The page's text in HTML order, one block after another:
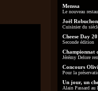
Menssa
Le nouveau
Joël Robuchon
Cuisinier du
Cheese Day
Seconde édition
Championnat
Jérémy Delore
Concours
Pour la
Un jour, un
Alain Passard